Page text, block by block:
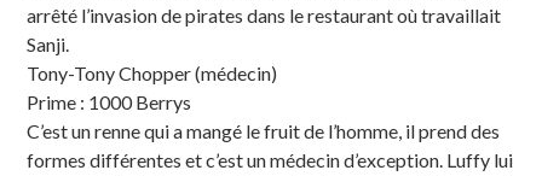
arrêté l’invasion de pirates dans le restaurant où travaillait
Sanji.
Tony-Tony Chopper (médecin)
Prime : 1000 Berrys
C’est un renne qui a mangé le fruit de l’homme, il prend des
formes différentes et c’est un médecin d’exception. Luffy lui